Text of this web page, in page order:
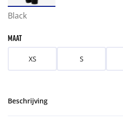
Black
MAAT
XS S
Beschrijving